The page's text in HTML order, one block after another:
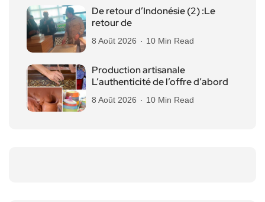
De retour d’Indonésie (2) :Le
retour de
8 Août 2026 10 Min Read
Production artisanale
L’authenticité de l’offre d’abord
8 Août 2026 10 Min Read